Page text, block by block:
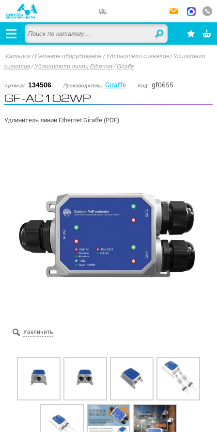
Каталог/Сетевое оборудование /Удлинители сигналов / Усилители
сигналов /Удлинители линии Ethernet/Giraffe
Артикул: 134506 Производитель: Giraffe Код: gf0655
GF-AC102WP
Удлинитель линии Ethernet Giraffe (POE)